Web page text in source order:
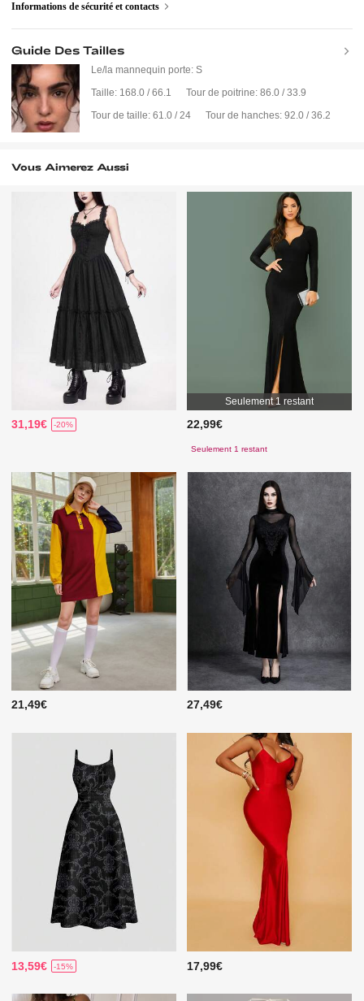
Informations de sécurité et contacts
Guide Des Tailles
Le/la mannequin porte: S
Taille: 168.0 / 66.1 Tour de poitrine: 86.0 / 33.9
Tour de taille: 61.0 / 24 Tour de hanches: 92.0 / 36.2
Vous Aimerez Aussi
31,19€ -20%
Seulement 1 restant
22,99€
Seulement 1 restant
21,49€ 27,49€
13,59€ -15% 17,99€